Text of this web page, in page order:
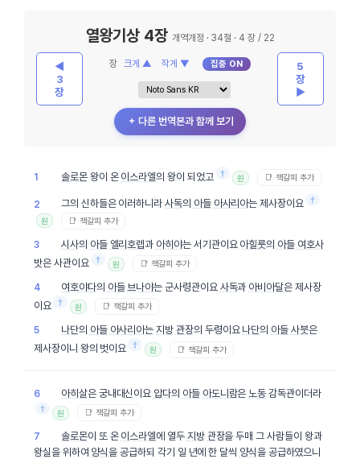
◀
3
장
열왕기상 4장 개역개정 · 34절 · 4 장 / 22
장 크게 ▲ 작게 ▼ 집중 ON
＋ 다른 번역본과 함께 보기
5
장
▶
1 솔로몬왕이 온 이스라엘의 왕이 되었고 † 원 📑 책갈피 추가
2 그의 신하들은 이러하니라사독의 아들 아사리아는 제사장이요 †
원 📑 책갈피 추가
3 시사의 아들 엘리호렙과 아히야는 서기관이요 아힐룻의 아들 여호사
밧은 사관이요 † 원 📑 책갈피 추가
4 여호야다의 아들 브나야는 군사령관이요 사독과 아비아달은 제사장
이요 † 원 📑 책갈피 추가
5 나단의 아들 아사리아는지방 관장의 두령이요 나단의 아들 사붓은
제사장이니 왕의 벗이요 † 원 📑 책갈피 추가
6 아히살은 궁내대신이요 압다의 아들 아도니람은 노동 감독관이더라
†
원 📑 책갈피 추가
7 솔로몬이 또 온 이스라엘에 열두 지방 관장을 두매 그 사람들이 왕과
왕실을 위하여 양식을 공급하되 각기 일 년에 한 달씩 양식을 공급하였으니